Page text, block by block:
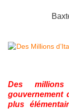
Des
gouvernement
plus